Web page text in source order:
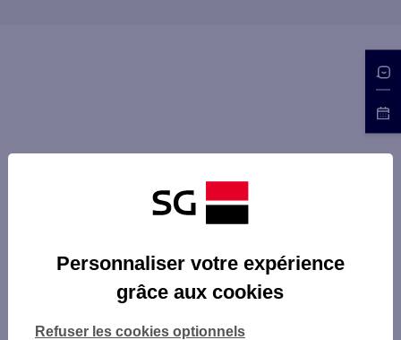
Personnaliser votre expérience
grâce aux cookies
Refuser les cookies optionnels